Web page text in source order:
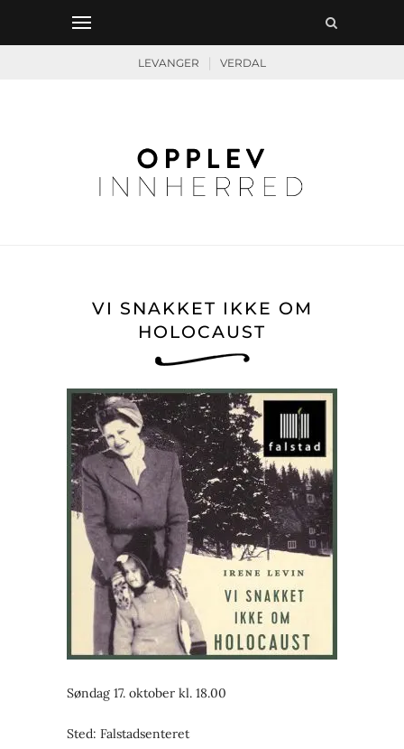
LEVANGER | VERDAL
VI SNAKKET IKKE OM
HOLOCAUST
Søndag 17. oktober kl. 18.00
Sted: Falstadsenteret